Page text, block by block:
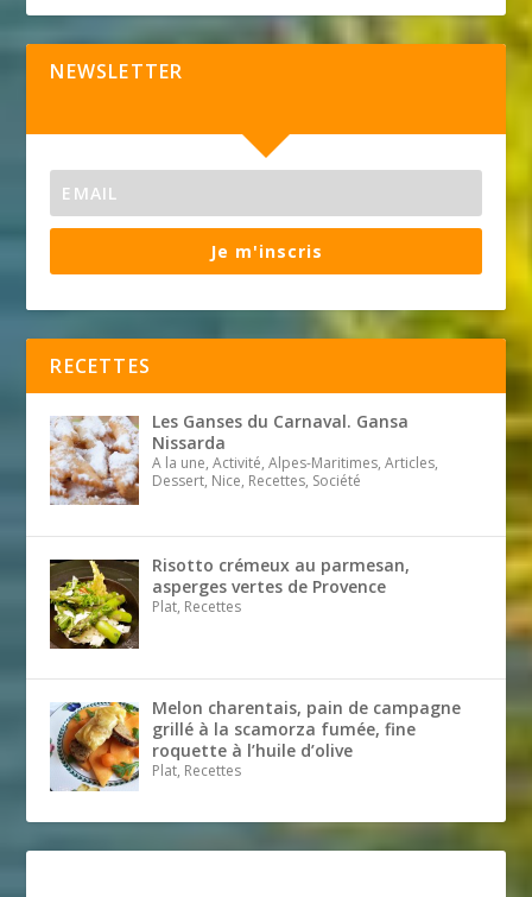
NEWSLETTER
Je m'inscris
RECETTES
Les Ganses du Carnaval. Gansa
Nissarda
A la une, Activité, Alpes-Maritimes, Articles,
Dessert, Nice, Recettes, Société
Risotto crémeux au parmesan,
asperges vertes de Provence
Plat, Recettes
Melon charentais, pain de campagne
grillé à la scamorza fumée, fine
roquette à l’huile d’olive
Plat, Recettes